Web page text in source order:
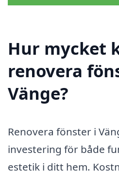
Hur mycket
renovera
Vänge?
Renovera fönster i
investering för både
estetik i ditt hem.